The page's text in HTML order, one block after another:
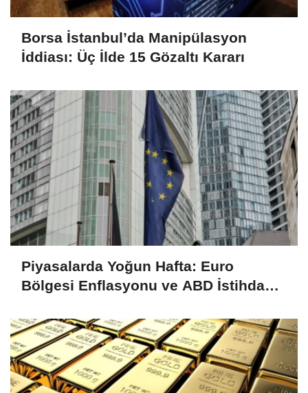
Borsa İstanbul’da Manipülasyon
İddiası: Üç İlde 15 Gözaltı Kararı
Piyasalarda Yoğun Hafta: Euro
Bölgesi Enflasyonu ve ABD İstihdam